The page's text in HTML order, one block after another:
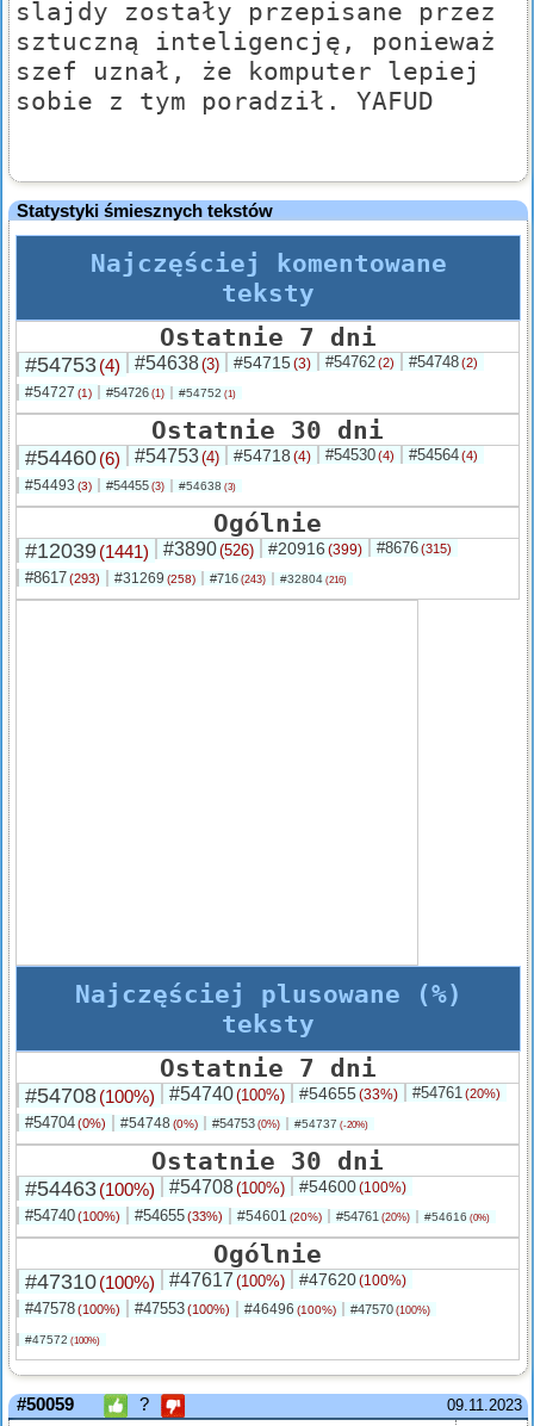
slajdy zostały przepisane przez
sztuczną inteligencję, ponieważ
szef uznał, że komputer lepiej
sobie z tym poradził. YAFUD
Statystyki śmiesznych tekstów
Najczęściej komentowane
teksty
Ostatnie 7 dni
#54753(4) #54638(3) #54715(3) #54762(2) #54748(2)
#54727 (1) #54726 (1) #54752 (1)
Ostatnie 30 dni
#54460(6) #54753(4) #54718 (4) #54530(4) #54564(4)
#54493 (3) #54455 (3) #54638 (3)
Ogólnie
#12039(1441) #3890(526) #20916 (399) #8676(315)
#8617(293) #31269 (258) #716 (243) #32804 (216)
Najczęściej plusowane (%)
teksty
Ostatnie 7 dni
#54708(100%) #54740(100%) #54655(33%) #54761(20%)
#54704(0%) #54748 (0%) #54753 (0%) #54737 (-20%)
Ostatnie 30 dni
#54463(100%) #54708(100%) #54600(100%)
#54740(100%) #54655(33%) #54601 (20%) #54761 (20%) #54616 (0%)
Ogólnie
#47310(100%) #47617 (100%) #47620(100%)
#47578(100%) #47553(100%) #46496 (100%) #47570 (100%)
#47572 (100%)
09.11.2023
#50059 ?